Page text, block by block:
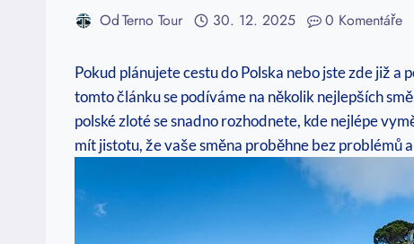
OdTerno Tour 30. 12. 2025 0 Komentáře
Pokud plánujete cestu do Polska nebo jste zde již
tomto článku se podíváme na několik nejlepších
polské zloté se snadno rozhodnete, kde nejlépe
mít jistotu, že vaše směna proběhne bez problémů